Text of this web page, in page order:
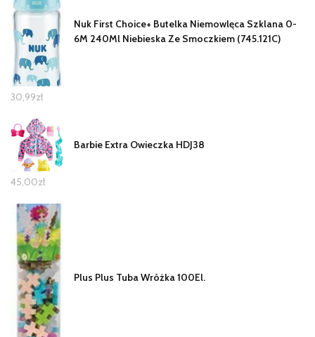
Nuk First Choice+ Butelka Niemowlęca Szklana 0-
6M 240Ml Niebieska Ze Smoczkiem (745.121C)
30,99zł
Barbie Extra Owieczka HDJ38
45,00zł
Plus Plus Tuba Wróżka 100El.